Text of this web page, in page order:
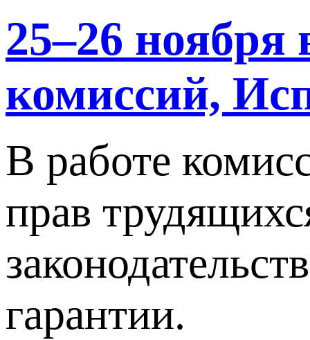
25–26
комиссий,
В работе
прав
гарантии.